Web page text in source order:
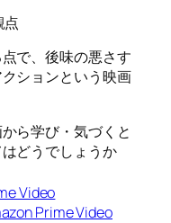
点
で、後味の悪さす
ションという映画
ら学び・気づくと
どうでしょうか
Video
Prime Video